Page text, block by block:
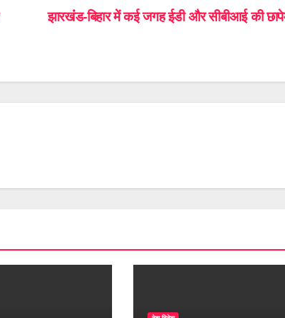
झारखंंड-बिहार में कई जगह ईडी और सीबीआई की